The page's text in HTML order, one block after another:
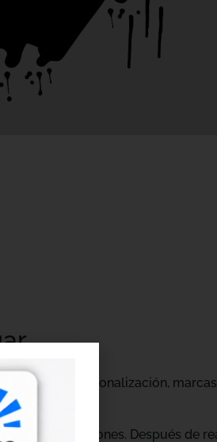
de personalización,
tus producciones. Después de